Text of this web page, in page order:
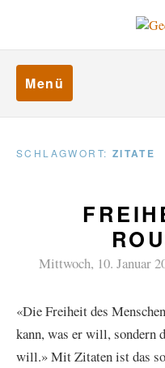
Menü
SCHLAGWORT: ZITATE
Mittwoch, 10. Januar
«Die Freiheit des
kann, was er will, sondern
will.» Mit Zitaten ist das so